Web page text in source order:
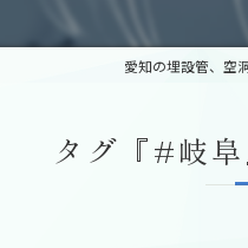
愛知の埋設管、空
タグ『#岐